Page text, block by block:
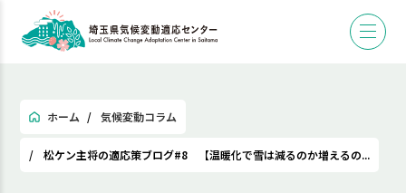
ホーム 気候変動コラム
松ケン主将の適応策ブログ#8 【温暖化で雪は減るのか増えるの...